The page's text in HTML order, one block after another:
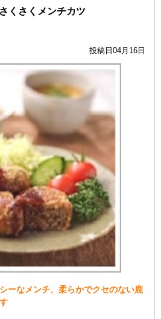
くさくメンチカツ
投稿日04月16日
ーなメンチ、柔らかでクセのない鹿